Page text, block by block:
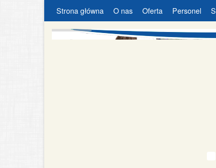
Strona główna O nas Oferta Personel